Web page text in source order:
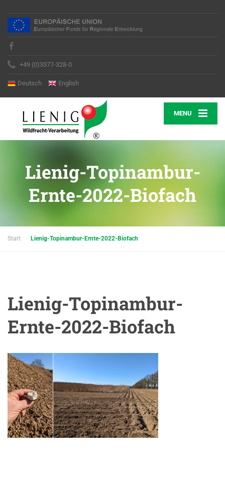
+49 (0)3377-328-0
Deutsch English
MENU
Lienig-Topinambur-
Ernte-2022-Biofach
Start Lienig-Topinambur-Ernte-2022-Biofach
Lienig-Topinambur-
Ernte-2022-Biofach